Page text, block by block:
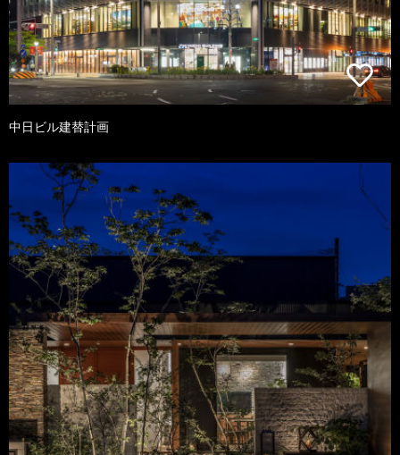
中日ビル建替計画